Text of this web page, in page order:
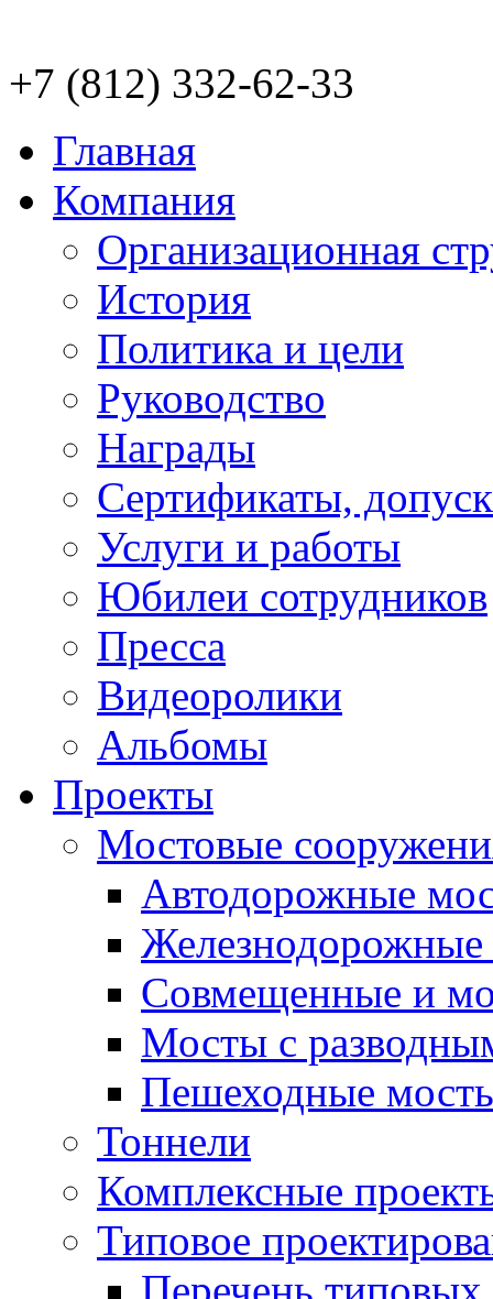
+7 (812) 332-62-33
Главная
Компания
Организационная
История
Политика и цели
Руководство
Награды
Сертификаты,
Услуги и работы
Юбилеи сотрудников
Пресса
Видеоролики
Альбомы
Проекты
Мостовые
Автодорожные
Совмещенные и
Мосты с
Пешеходные
Тоннели
Комплексные
Типовое